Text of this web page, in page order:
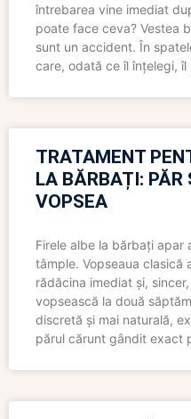
întrebarea vine imediat
poate face ceva? Vestea
sunt un accident. În
care, odată ce îl înțelegi,
TRATAMENT
LA BĂRBAȚI: PĂR
VOPSEA
Firele albe la bărbați apar
tâmple. Vopseaua clasică
rădăcina imediat și,
vopsească la două
discretă și mai naturală,
părul cărunt gândit exact